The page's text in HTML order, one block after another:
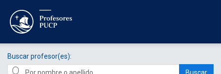
Buscar profesor(es):
Buscar